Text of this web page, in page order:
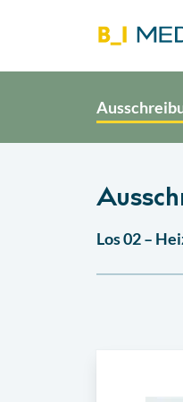
Los 02 –